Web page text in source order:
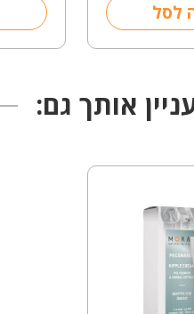
לסל
אותך גם: